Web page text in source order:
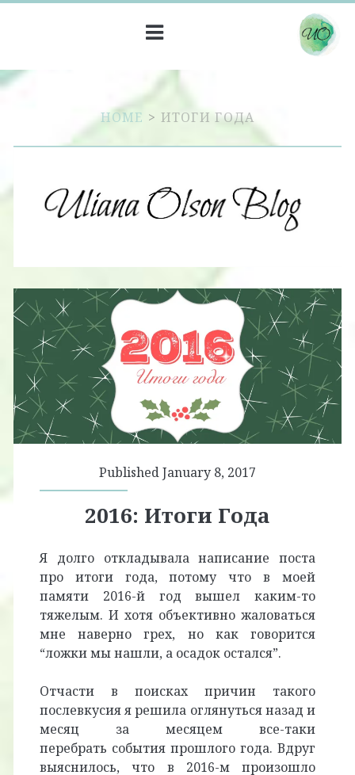
HOME > ИТОГИ ГОДА
Published January 8, 2017
2016: Итоги Года
Я долго откладывала написание поста
про итоги года, потому что в моей
памяти 2016-й год вышел каким-то
тяжелым. И хотя объективно жаловаться
мне наверно грех, но как говорится
“ложки мы нашли, а осадок остался”.
Отчасти в поисках причин такого
послевкусия я решила оглянуться назад и
месяц за месяцем все-таки
перебрать события прошлого года. Вдруг
выяснилось, что в 2016-м произошло